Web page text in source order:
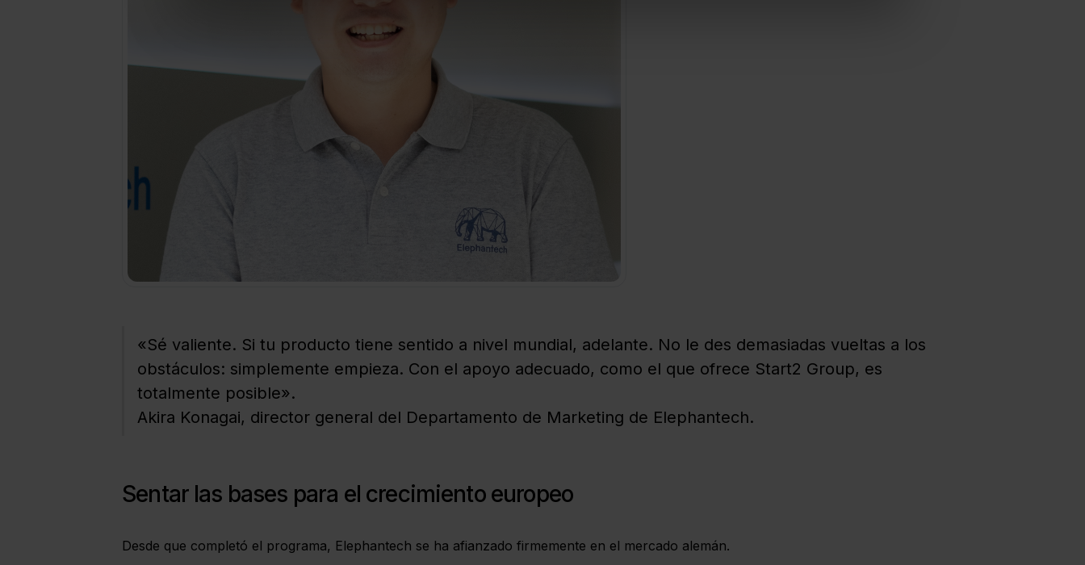
«Sé valiente. Si tu producto tiene sentido a nivel mundial, adelante. No le des demasiadas vueltas a los
obstáculos: simplemente empieza. Con el apoyo adecuado, como el que ofrece Start2 Group, es
totalmente posible».
Akira Konagai, director general del Departamento de Marketing de Elephantech.
Sentar las bases para el crecimiento europeo
Desde que completó el programa, Elephantech se ha afianzado firmemente en el mercado alemán.